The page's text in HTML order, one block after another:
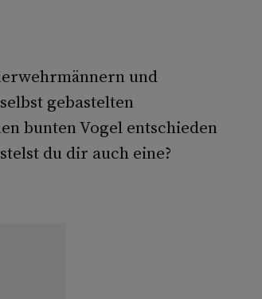
und
gebastelten
bunten Vogel entschieden
du dir auch eine?